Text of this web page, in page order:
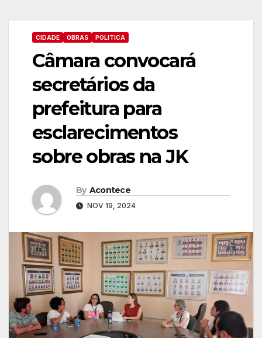
CIDADE OBRAS POLITICA
Câmara convocará
secretários da
prefeitura para
esclarecimentos
sobre obras na JK
By Acontece
NOV 19, 2024